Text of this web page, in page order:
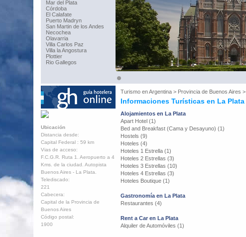
Mar del Plata
Córdoba
El Calafate
Puerto Madryn
San Martin de los Andes
Necochea
Olavarria
Villa Carlos Paz
Villa la Angostura
Plottier
Rio Gallegos
Turismo enArgentina > Provincia de Buenos Aires >
Informaciones Turísticas en La Plata
Ubicación
Distancia desde:
Capital Federal : 59 km
Vias de acceso:
F.C.G.R. Ruta 1. Aeropuerto a 4
Kms. de la ciudad. Autopista
Buenos Aires - La Plata.
Telediscado:
221
Cabecera:
Capital de la Provincia de
Buenos Aires
Código postal:
1900
Alojamientos en La Plata
Apart Hotel (1)
Bed and Breakfast (Cama y Desayuno) (1)
Hostels (9)
Hoteles (4)
Hoteles 1 Estrella (1)
Hoteles 2 Estrellas (3)
Hoteles 3 Estrellas (10)
Hoteles 4 Estrellas (3)
Hoteles Boutique (1)
Gastronomía en La Plata
Restaurantes (4)
Rent a Car en La Plata
Alquiler de Automóviles (1)